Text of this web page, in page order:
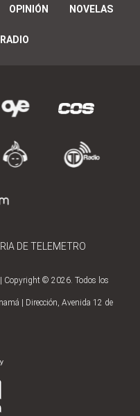
OPINIÓN NOVELAS
DE TELEMETRO
Copyright © 2026. Todos los
| Dirección, Avenida 12 de